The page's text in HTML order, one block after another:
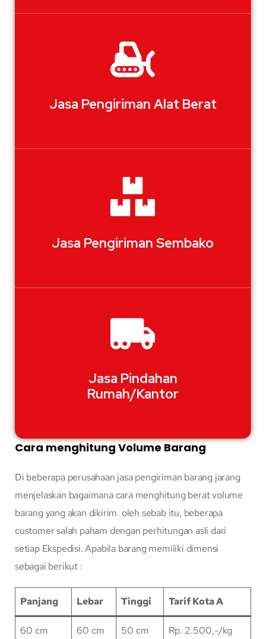
Jasa Pengiriman Alat Berat
Jasa Pengiriman Sembako
Jasa Pindahan
Rumah/Kantor
Cara menghitung Volume Barang
Di beberapa perusahaan jasa pengiriman barang jarang
menjelaskan bagaimana cara menghitung berat volume
barang yang akan dikirim. oleh sebab itu, beberapa
customer salah paham dengan perhitungan asli dari
setiap Ekspedisi. Apabila barang memiliki dimensi
sebagai berikut :
Panjang Lebar Tinggi Tarif Kota A
60 cm 60 cm 50 cm Rp. 2.500,-/kg